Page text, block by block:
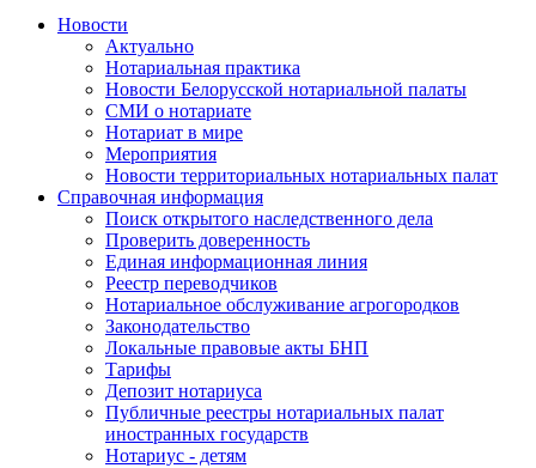
Новости
Актуально
Нотариальная практика
Новости Белорусской нотариальной палаты
СМИ о нотариате
Нотариат в мире
Мероприятия
Новости территориальных нотариальных палат
Справочная информация
Поиск открытого наследственного дела
Проверить доверенность
Единая информационная линия
Реестр переводчиков
Нотариальное обслуживание агрогородков
Законодательство
Локальные правовые акты БНП
Тарифы
Депозит нотариуса
Публичные реестры нотариальных палат
иностранных государств
Нотариус - детям